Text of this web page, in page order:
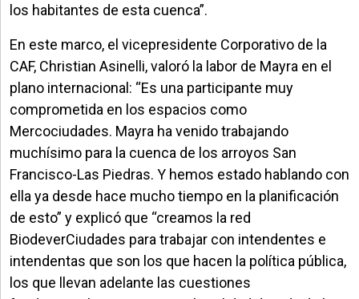
los habitantes de esta cuenca”.
En este marco, el vicepresidente Corporativo de la
CAF, Christian Asinelli, valoró la labor de Mayra en el
plano internacional: “Es una participante muy
comprometida en los espacios como
Mercociudades. Mayra ha venido trabajando
muchísimo para la cuenca de los arroyos San
Francisco-Las Piedras. Y hemos estado hablando con
ella ya desde hace mucho tiempo en la planificación
de esto” y explicó que “creamos la red
BiodeverCiudades para trabajar con intendentes e
intendentas que son los que hacen la política pública,
los que llevan adelante las cuestiones